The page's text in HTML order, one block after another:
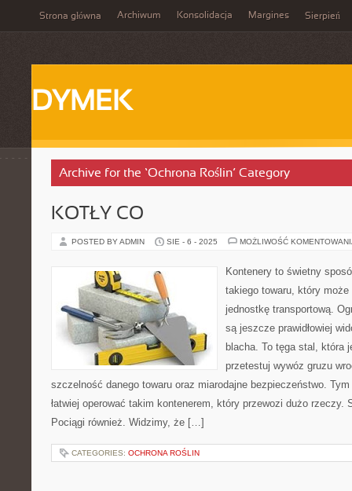
Strona główna Archiwum Konsolidacja Margines Sierpień
DYMEK
Archive for the ‘Ochrona Roślin’ Category
KOTŁY CO
POSTED BY ADMIN SIE - 6 - 2025 MOŻLIWOŚĆ
Kontenery to świetny
takiego towaru, który
jednostkę transportową.
są jeszcze prawidłowiej
blacha. To tęga stal, która
przetestuj wywóz gruzu
szczelność danego towaru oraz miarodajne bezpieczeństwo.
łatwiej operować takim kontenerem, który przewozi dużo rzeczy.
Pociągi również. Widzimy, że […]
CATEGORIES: OCHRONA ROŚLIN